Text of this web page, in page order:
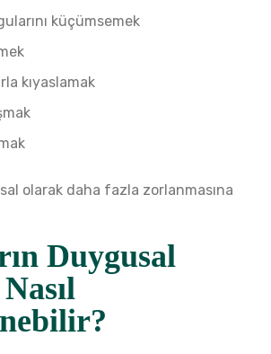
küçümsemek
kıyaslamak
olarak daha fazla zorlanmasına
Duygusal